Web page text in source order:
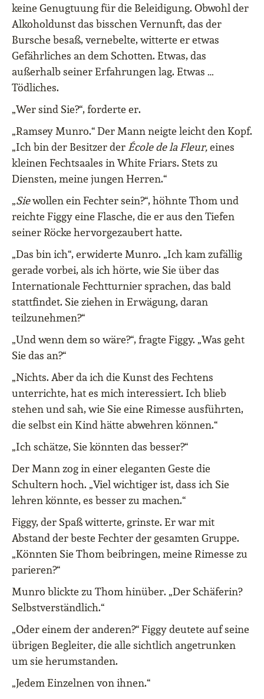
keine Genugtuung für die Beleidigung. Obwohl der
Alkoholdunst das bisschen Vernunft, das der
Bursche besaß, vernebelte, witterte er etwas
Gefährliches an dem Schotten. Etwas, das
außerhalb seiner Erfahrungen lag. Etwas …
Tödliches.
„Wer sind Sie?“, forderte er.
„Ramsey Munro.“ Der Mann neigte leicht den Kopf.
„Ich bin der Besitzer der École de la Fleur,eines
kleinen Fechtsaales in White Friars. Stets zu
Diensten, meine jungen Herren.“
„Siewollen ein Fechter sein?“, höhnte Thom und
reichte Figgy eine Flasche, die er aus den Tiefen
seiner Röcke hervorgezaubert hatte.
„Das bin ich“, erwiderte Munro. „Ich kam zufällig
gerade vorbei, als ich hörte, wie Sie über das
Internationale Fechtturnier sprachen, das bald
stattfindet. Sie ziehen in Erwägung, daran
teilzunehmen?“
„Und wenn dem so wäre?“, fragte Figgy. „Was geht
Sie das an?“
„Nichts. Aber da ich die Kunst des Fechtens
unterrichte, hat es mich interessiert. Ich blieb
stehen und sah, wie Sie eine Rimesse ausführten,
die selbst ein Kind hätte abwehren können.“
„Ich schätze, Sie könnten das besser?“
Der Mann zog in einer eleganten Geste die
Schultern hoch. „Viel wichtiger ist, dass ich Sie
lehren könnte, es besser zu machen.“
Figgy, der Spaß witterte, grinste. Er war mit
Abstand der beste Fechter der gesamten Gruppe.
„Könnten Sie Thom beibringen, meine Rimesse zu
parieren?“
Munro blickte zu Thom hinüber. „Der Schäferin?
Selbstverständlich.“
„Oder einem der anderen?“ Figgy deutete auf seine
übrigen Begleiter, die alle sichtlich angetrunken
um sie herumstanden.
„Jedem Einzelnen von ihnen.“